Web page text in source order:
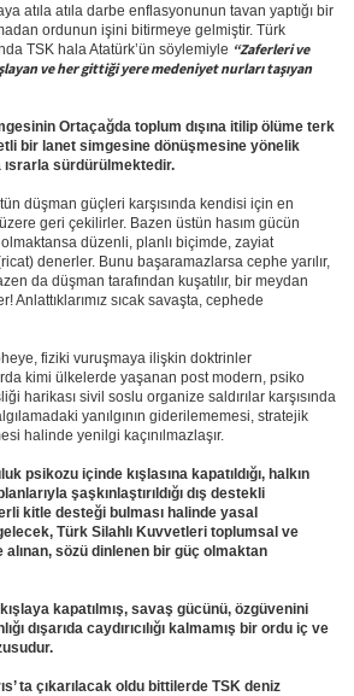
atıla atıla darbe enflasyonunun tavan yaptığı bir
ordunun işini bitirmeye gelmiştir. Türk
TSK hala Atatürk’ün söylemiyle “Zaferleri ve
ve her gittiği yere medeniyet nurları taşıyan
Ortaçağda toplum dışına itilip ölüme terk
bir lanet simgesine dönüşmesine yönelik
sürdürülmektedir.
düşman güçleri karşısında kendisi için en
geri çekilirler. Bazen üstün hasım gücün
olmaktansa düzenli, planlı biçimde, zayiat
denerler. Bunu başaramazlarsa cephe yarılır,
da düşman tarafından kuşatılır, bir meydan
Anlattıklarımız sıcak savaşta, cephede
fiziki vuruşmaya ilişkin doktrinler
kimi ülkelerde yaşanan post modern, psiko
harikası sivil soslu organize saldırılar karşısında
yanılgının giderilememesi, stratejik
halinde yenilgi kaçınılmazlaşır.
psikozu içinde kışlasına kapatıldığı, halkın
şaşkınlaştırıldığı dış destekli
kitle desteği bulması halinde yasal
Türk Silahlı Kuvvetleri toplumsal ve
sözü dinlenen bir güç olmaktan
kapatılmış, savaş gücünü, özgüvenini
dışarıda caydırıcılığı kalmamış bir ordu iç ve
ta çıkarılacak oldu bittilerde TSK deniz